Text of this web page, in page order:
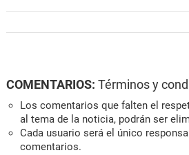
COMENTARIOS: Términos y
Los comentarios que falten el
al tema de la noticia, podrán ser
Cada usuario será el único
comentarios.